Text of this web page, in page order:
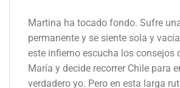
Martina ha tocado fondo. Sufre
permanente y se siente sola y
este infierno escucha los consejos
María y decide recorrer Chile para
verdadero yo. Pero en esta larga